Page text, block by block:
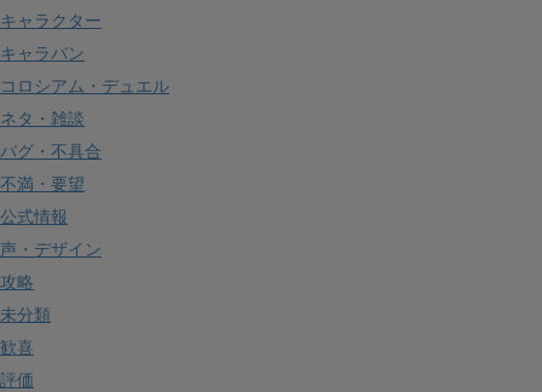
キャラクター
キャラバン
コロシアム・デュエル
ネタ・雑談
バグ・不具合
不満・要望
公式情報
声・デザイン
攻略
未分類
歓喜
評価